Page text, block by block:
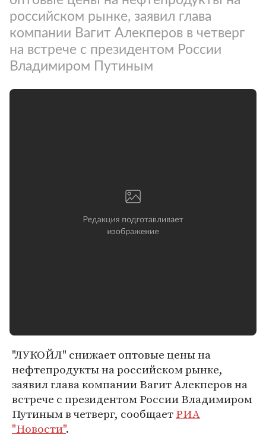
российском рынке, заявил глава
компании Вагит Алекперов в четверг
на встрече с президентом России
Владимиром Путиным
"ЛУКОЙЛ" снижает оптовые цены на
нефтепродукты на российском рынке,
заявил глава компании Вагит Алекперов на
встрече с президентом России Владимиром
Путиным в четверг, сообщаетРИА
"Новости".